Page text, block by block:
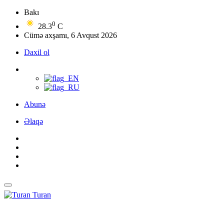
Bakı
28.30 C
Cümə axşamı, 6 Avqust 2026
Daxil ol
Abunə
Əlaqə
Turan